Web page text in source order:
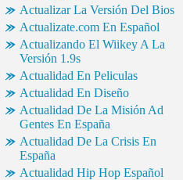
Actualizar La Versión Del Bios
Actualizate.com En Español
Actualizando El Wiikey A La
Versión 1.9s
Actualidad En Peliculas
Actualidad En Diseño
Actualidad De La Misión Ad
Gentes En España
Actualidad De La Crisis En
España
Actualidad Hip Hop Español